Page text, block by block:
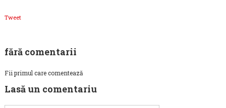
Tweet
fără comentarii
Fii primul care comentează
Lasă un comentariu